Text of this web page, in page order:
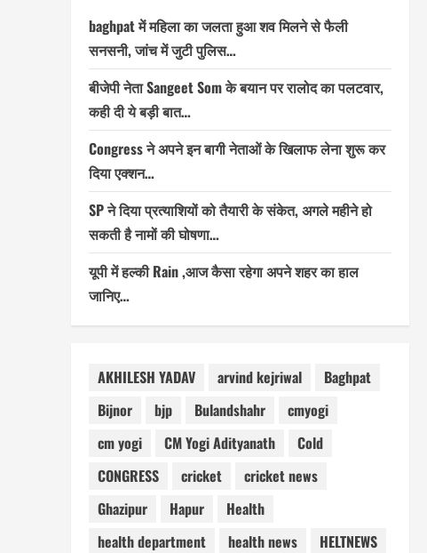
baghpat में महिला का जलता हुआ शव मिलने से फैली
सनसनी, जांच में जुटी पुलिस…
बीजेपी नेता Sangeet Som के बयान पर रालोद का पलटवार,
कही दी ये बड़ी बात…
Congress ने अपने इन बागी नेताओं के खिलाफ लेना शुरू कर
दिया एक्शन…
SP ने दिया प्रत्याशियों को तैयारी के संकेत, अगले महीने हो
सकती है नामों की घोषणा…
यूपी में हल्की Rain ,आज कैसा रहेगा अपने शहर का हाल
जानिए…
AKHILESH YADAV arvind kejriwal
Baghpat
Bijnor
bjp Bulandshahr
cmyogi
cm yogi
CM Yogi Adityanath
Cold
CONGRESS
cricket
cricket news
Ghazipur
Hapur
Health
health department
health news
HELTNEWS